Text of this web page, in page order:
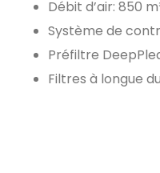
Débit d’air: 850
Système de
Préfiltre
Filtres à longue